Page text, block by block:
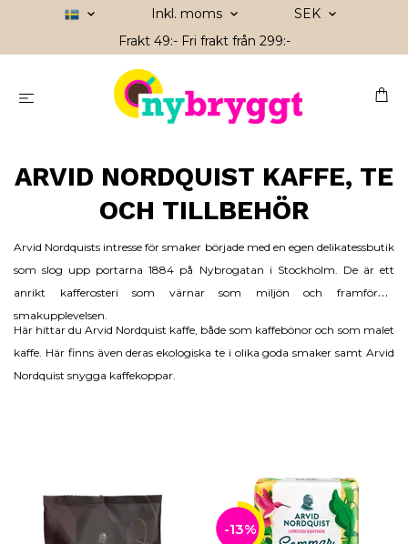
Inkl. moms
SEK
Frakt 49:- Fri frakt från 299:-
ARVID NORDQUIST KAFFE, TE
OCH TILLBEHÖR
Arvid Nordquists intresse för smaker började med en egen delikatessbutik
som slog upp portarna 1884 på Nybrogatan i Stockholm. De är ett
anrikt kafferosteri som värnar som miljön och framförallt
smakupplevelsen.
Här hittar du Arvid Nordquist kaffe, både som kaffebönor och som malet
kaffe. Här finns även deras ekologiska te i olika goda smaker samt Arvid
Nordquist snygga kaffekoppar.
-13%